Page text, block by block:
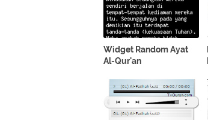
Widget Random Ayat
Al-Qur'an